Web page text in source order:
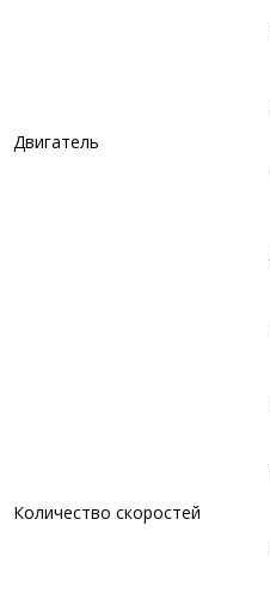
Двигатель
Количество скоростей